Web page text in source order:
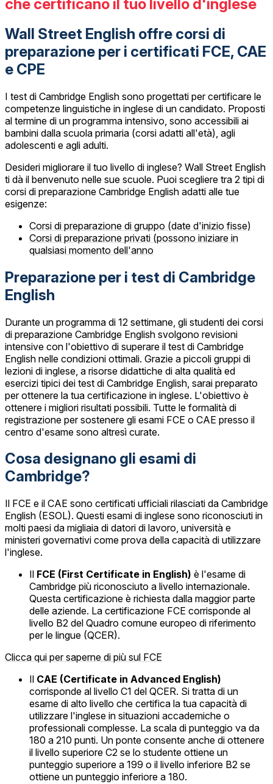
che certificano il tuo livello d'inglese
Wall Street English offre corsi di
preparazione per i certificati FCE, CAE
e CPE
I test di Cambridge English sono progettati per certificare le
competenze linguistiche in inglese di un candidato. Proposti
al termine di un programma intensivo, sono accessibili ai
bambini dalla scuola primaria (corsi adatti all'età), agli
adolescenti e agli adulti.
Desideri migliorare il tuo livello di inglese? Wall Street English
ti dà il benvenuto nelle sue scuole. Puoi scegliere tra 2 tipi di
corsi di preparazione Cambridge English adatti alle tue
esigenze:
Corsi di preparazione di gruppo (date d'inizio fisse)
Corsi di preparazione privati (possono iniziare in
qualsiasi momento dell'anno
Preparazione per i test di Cambridge
English
Durante un programma di 12 settimane, gli studenti dei corsi
di preparazione Cambridge English svolgono revisioni
intensive con l'obiettivo di superare il test di Cambridge
English nelle condizioni ottimali. Grazie a piccoli gruppi di
lezioni di inglese, a risorse didattiche di alta qualità ed
esercizi tipici dei test di Cambridge English, sarai preparato
per ottenere la tua certificazione in inglese. L'obiettivo è
ottenere i migliori risultati possibili. Tutte le formalità di
registrazione per sostenere gli esami FCE o CAE presso il
centro d'esame sono altresì curate.
Cosa designano gli esami di
Cambridge?
Il FCE e il CAE sono certificati ufficiali rilasciati da Cambridge
English (ESOL). Questi esami di inglese sono riconosciuti in
molti paesi da migliaia di datori di lavoro, università e
ministeri governativi come prova della capacità di utilizzare
l'inglese.
Il FCE (First Certificate in English) è l'esame di
Cambridge più riconosciuto a livello internazionale.
Questa certificazione è richiesta dalla maggior parte
delle aziende. La certificazione FCE corrisponde al
livello B2 del Quadro comune europeo di riferimento
per le lingue (QCER).
Clicca qui per saperne di più sul FCE
Il CAE (Certificate in Advanced English)
corrisponde al livello C1 del QCER. Si tratta di un
esame di alto livello che certifica la tua capacità di
utilizzare l'inglese in situazioni accademiche o
professionali complesse. La scala di punteggio va da
180 a 210 punti. Un ponte consente anche di ottenere
il livello superiore C2 se lo studente ottiene un
punteggio superiore a 199 o il livello inferiore B2 se
ottiene un punteggio inferiore a 180.